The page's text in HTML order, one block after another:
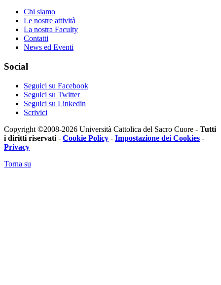
Chi siamo
Le nostre attività
La nostra Faculty
Contatti
News ed Eventi
Social
Seguici su Facebook
Seguici su Twitter
Seguici su Linkedin
Scrivici
Copyright ©2008-2026 Università Cattolica del Sacro Cuore - Tutti
i diritti riservati - Cookie Policy - Impostazione dei Cookies -
Privacy
Torna su